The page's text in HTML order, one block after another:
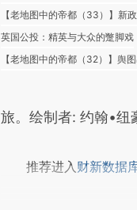
【老地图中的帝都（33）】新
英国公投：精英与大众的蹩脚戏
【老地图中的帝都（32）】舆
旅。绘制者: 约翰•纽
推荐进入 财新数据